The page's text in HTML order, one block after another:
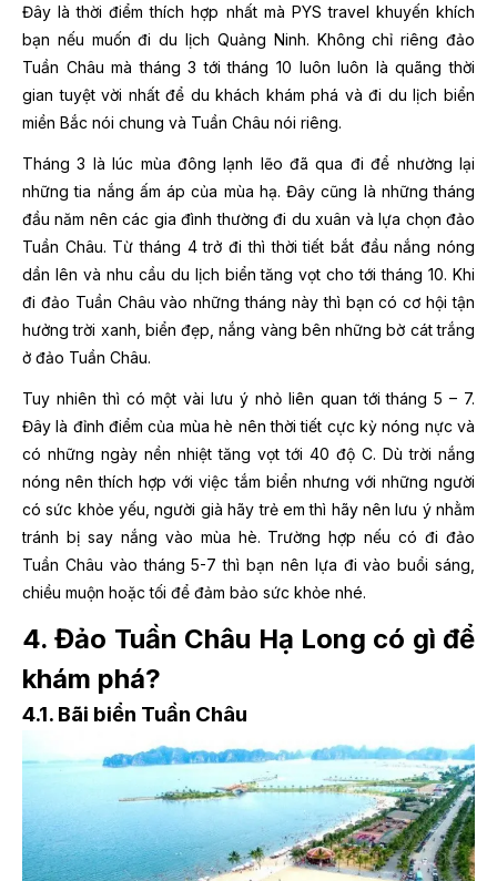
Đây là thời điểm thích hợp nhất mà PYS travel khuyến khích
bạn nếu muốn đi du lịch Quảng Ninh. Không chỉ riêng đảo
Tuần Châu mà tháng 3 tới tháng 10 luôn luôn là quãng thời
gian tuyệt vời nhất để du khách khám phá và đi du lịch biển
miền Bắc nói chung và Tuần Châu nói riêng.
Tháng 3 là lúc mùa đông lạnh lẽo đã qua đi để nhường lại
những tia nắng ấm áp của mùa hạ. Đây cũng là những tháng
đầu năm nên các gia đình thường đi du xuân và lựa chọn đảo
Tuần Châu. Từ tháng 4 trở đi thì thời tiết bắt đầu nắng nóng
dần lên và nhu cầu du lịch biển tăng vọt cho tới tháng 10. Khi
đi đảo Tuần Châu vào những tháng này thì bạn có cơ hội tận
hưởng trời xanh, biển đẹp, nắng vàng bên những bờ cát trắng
ở đảo Tuần Châu.
Tuy nhiên thì có một vài lưu ý nhỏ liên quan tới tháng 5 – 7.
Đây là đỉnh điểm của mùa hè nên thời tiết cực kỳ nóng nực và
có những ngày nền nhiệt tăng vọt tới 40 độ C. Dù trời nắng
nóng nên thích hợp với việc tắm biển nhưng với những người
có sức khỏe yếu, người già hãy trẻ em thì hãy nên lưu ý nhằm
tránh bị say nắng vào mùa hè. Trường hợp nếu có đi đảo
Tuần Châu vào tháng 5-7 thì bạn nên lựa đi vào buổi sáng,
chiều muộn hoặc tối để đảm bảo sức khỏe nhé.
4. Đảo Tuần Châu Hạ Long có gì để
khám phá?
4.1. Bãi biển Tuần Châu